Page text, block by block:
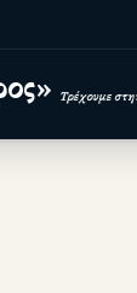
Τρέχουμε